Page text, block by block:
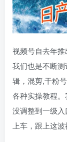
视频号自去年
我们也是不断
辑，混剪,干粉
各种实操教程
没调整到一级
上车，跟上这